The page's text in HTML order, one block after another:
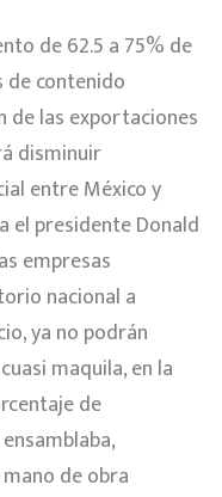
de 62.5 a 75% de
de contenido
de las exportaciones
disminuir
entre México y
el presidente Donald
empresas
nacional a
ya no podrán
maquila, en la
de
de obra